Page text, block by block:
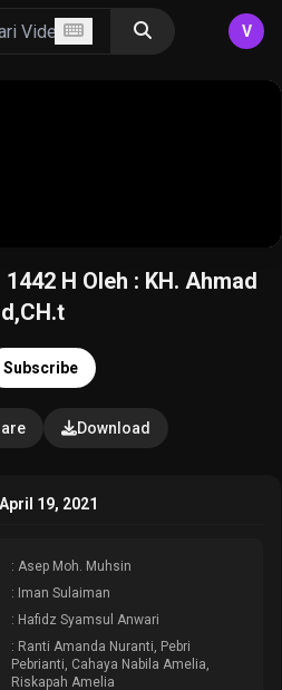
V
H Oleh : KH. Ahmad
Subscribe
Download
19, 2021
: Asep Moh. Muhsin
: Iman Sulaiman
: Hafidz Syamsul Anwari
: Ranti Amanda Nuranti, Pebri
Pebrianti, Cahaya Nabila Amelia,
Riskapah Amelia